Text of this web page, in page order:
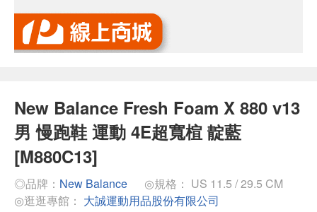
New Balance Fresh Foam X 880 v13
男 慢跑鞋 運動 4E超寬楦 靛藍
[M880C13]
◎品牌： New Balance
◎規格： US 11.5 / 29.5 CM
◎逛逛專館： 大誠運動用品股份有限公司